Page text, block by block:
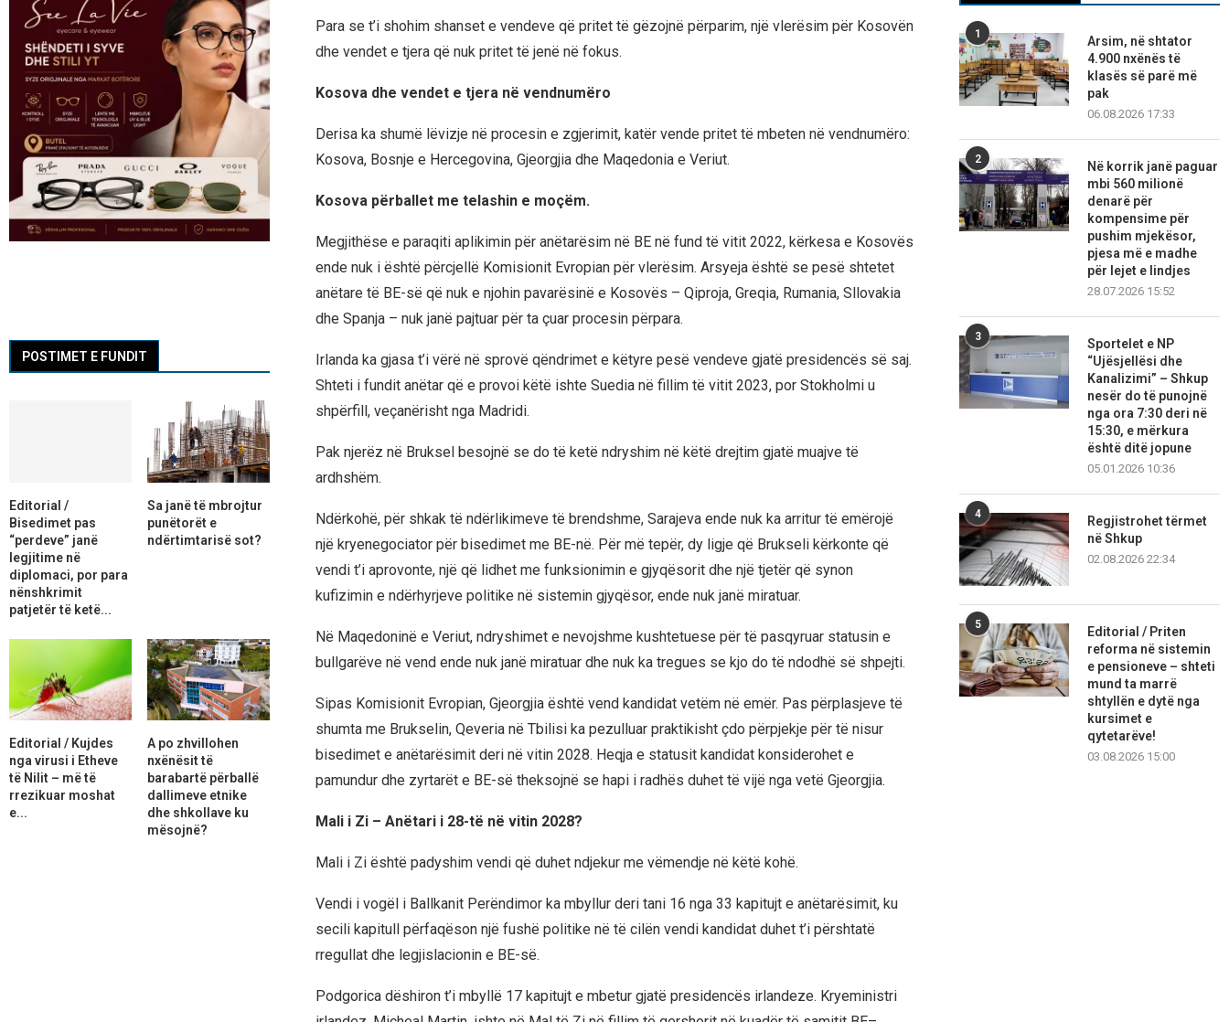
Para se t’i shohim shanset e vendeve që pritet të gëzojnë përparim, një vlerësim për Kosovën
dhe vendet e tjera që nuk pritet të jenë në fokus.
Kosova dhe vendet e tjera në vendnumëro
Derisa ka shumë lëvizje në procesin e zgjerimit, katër vende pritet të mbeten në vendnumëro:
Kosova, Bosnje e Hercegovina, Gjeorgjia dhe Maqedonia e Veriut.
Kosova përballet me telashin e moçëm.
Megjithëse e paraqiti aplikimin për anëtarësim në BE në fund të vitit 2022, kërkesa e Kosovës
ende nuk i është përcjellë Komisionit Evropian për vlerësim. Arsyeja është se pesë shtetet
anëtare të BE-së që nuk e njohin pavarësinë e Kosovës – Qiproja, Greqia, Rumania, Sllovakia
dhe Spanja – nuk janë pajtuar për ta çuar procesin përpara.
Irlanda ka gjasa t’i vërë në sprovë qëndrimet e këtyre pesë vendeve gjatë presidencës së saj.
Shteti i fundit anëtar që e provoi këtë ishte Suedia në fillim të vitit 2023, por Stokholmi u
shpërfill, veçanërisht nga Madridi.
Pak njerëz në Bruksel besojnë se do të ketë ndryshim në këtë drejtim gjatë muajve të
ardhshëm.
Ndërkohë, për shkak të ndërlikimeve të brendshme, Sarajeva ende nuk ka arritur të emërojë
një kryenegociator për bisedimet me BE-në. Për më tepër, dy ligje që Brukseli kërkonte që
vendi t’i aprovonte, një që lidhet me funksionimin e gjyqësorit dhe një tjetër që synon
kufizimin e ndërhyrjeve politike në sistemin gjyqësor, ende nuk janë miratuar.
Në Maqedoninë e Veriut, ndryshimet e nevojshme kushtetuese për të pasqyruar statusin e
bullgarëve në vend ende nuk janë miratuar dhe nuk ka tregues se kjo do të ndodhë së shpejti.
Sipas Komisionit Evropian, Gjeorgjia është vend kandidat vetëm në emër. Pas përplasjeve të
shumta me Brukselin, Qeveria në Tbilisi ka pezulluar praktikisht çdo përpjekje për të nisur
bisedimet e anëtarësimit deri në vitin 2028. Heqja e statusit kandidat konsiderohet e
pamundur dhe zyrtarët e BE-së theksojnë se hapi i radhës duhet të vijë nga vetë Gjeorgjia.
Mali i Zi – Anëtari i 28-të në vitin 2028?
Mali i Zi është padyshim vendi që duhet ndjekur me vëmendje në këtë kohë.
Vendi i vogël i Ballkanit Perëndimor ka mbyllur deri tani 16 nga 33 kapitujt e anëtarësimit, ku
secili kapitull përfaqëson një fushë politike në të cilën vendi kandidat duhet t’i përshtatë
rregullat dhe legjislacionin e BE-së.
Podgorica dëshiron t’i mbyllë 17 kapitujt e mbetur gjatë presidencës irlandeze. Kryeministri
1
Arsim, në shtator
4.900 nxënës të
klasës së parë më
pak
06.08.2026 17:33
2
Në korrik janë paguar
mbi 560 milionë
denarë për
kompensime për
pushim mjekësor,
pjesa më e madhe
për lejet e lindjes
28.07.2026 15:52
3
Sportelet e NP
“Ujësjellësi dhe
Kanalizimi” – Shkup
nesër do të punojnë
nga ora 7:30 deri në
15:30, e mërkura
është ditë jopune
05.01.2026 10:36
4
Regjistrohet tërmet
në Shkup
02.08.2026 22:34
5
Editorial / Priten
reforma në sistemin
e pensioneve – shteti
mund ta marrë
shtyllën e dytë nga
kursimet e
qytetarëve!
03.08.2026 15:00
POSTIMET E FUNDIT
Editorial /
Bisedimet pas
“perdeve” janë
legjitime në
diplomaci, por para
nënshkrimit
patjetër të ketë...
Sa janë të mbrojtur
punëtorët e
ndërtimtarisë sot?
Editorial / Kujdes
nga virusi i Etheve
të Nilit – më të
rrezikuar moshat
e...
A po zhvillohen
nxënësit të
barabartë përballë
dallimeve etnike
dhe shkollave ku
mësojnë?